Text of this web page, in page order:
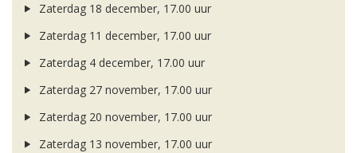
Zaterdag 18 december, 17.00 uur
Zaterdag 11 december, 17.00 uur
Zaterdag 4 december, 17.00 uur
Zaterdag 27 november, 17.00 uur
Zaterdag 20 november, 17.00 uur
Zaterdag 13 november, 17.00 uur